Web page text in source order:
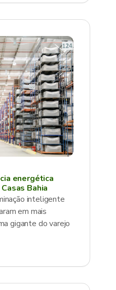
energética
Bahia
inteligente
em mais
gigante do varejo